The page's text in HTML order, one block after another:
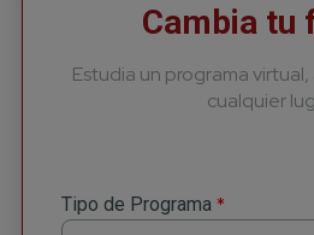
Cambia tu
Estudia un programa
cualquier
Tipo de Programa *